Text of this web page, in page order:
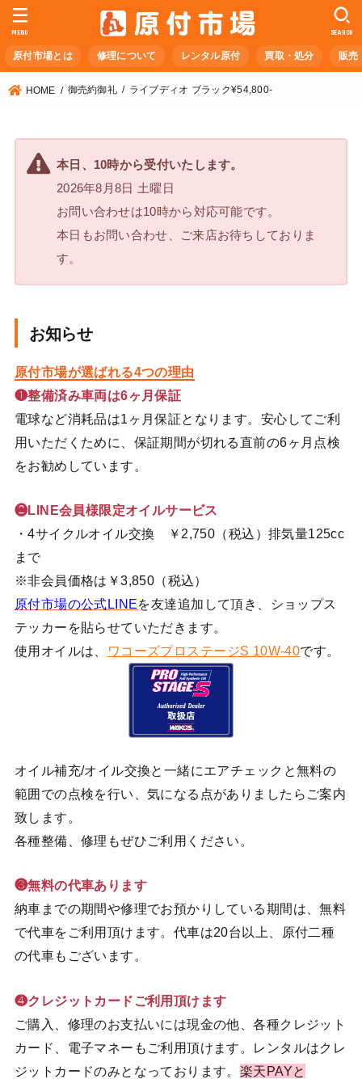
原付市場とは 修理について レンタル原付 買取・処分 販売
SEARCH
MENU
HOME 御売約御礼 ライブディオ ブラック¥54,800-
本日、10時から受付いたします。
2026年8月8日 土曜日
お問い合わせは10時から対応可能です。
本日もお問い合わせ、ご来店お待ちしておりま
す。
お知らせ
原付市場が選ばれる4つの理由
❶整備済み車両は6ヶ月保証
電球など消耗品は1ヶ月保証となります。安心してご利
用いただくために、保証期間が切れる直前の6ヶ月点検
をお勧めしています。
❷LINE会員様限定オイルサービス
・4サイクルオイル交換 ￥2,750（税込）排気量125cc
まで
※非会員価格は￥3,850（税込）
原付市場の公式LINEを友達追加して頂き、ショップス
テッカーを貼らせていただきます。
使用オイルは、
ワコーズプロステージS 10W-40です。
オイル補充/オイル交換と一緒にエアチェックと無料の
範囲での点検を行い、気になる点がありましたらご案内
致します。
各種整備、修理もぜひご利用ください。
❸無料の代車あります
納車までの期間や修理でお預かりしている期間は、無料
で代車をご利用頂けます。代車は20台以上、原付二種
の代車もございます。
❹クレジットカードご利用頂けます
ご購入、修理のお支払いには現金の他、各種クレジット
カード、電子マネーもご利用頂けます。レンタルはクレ
ジットカードのみとなっております。 楽天PAYと